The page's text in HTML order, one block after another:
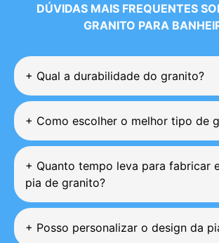
DÚVIDAS MAIS FREQUENTES
GRANITO PARA
+ Qual a durabilidade do granito?
+ Como escolher o melhor tipo de
+ Quanto tempo leva para fabricar
pia de granito?
+ Posso personalizar o design da